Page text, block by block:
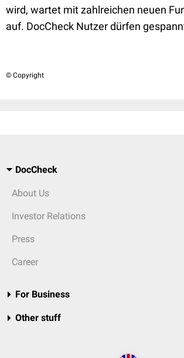
wird, wartet mit zahlreichen neuen
auf. DocCheck Nutzer dürfen
© Copyright
DocCheck
About Us
Investor Relations
Press
Career
For Business
Other stuff